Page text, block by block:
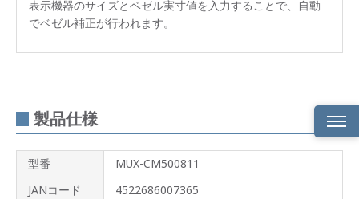
表示機器のサイズとベゼル実寸値を入力することで、自動
でベゼル補正が行われます。
製品仕様
型番
MUX-CM500811
JANコード
4522686007365
製品